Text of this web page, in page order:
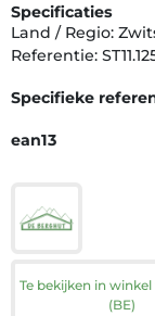
Specificaties
Land / Regio:
Referentie:
Specifieke
ean13
Te bekijken in
(BE)